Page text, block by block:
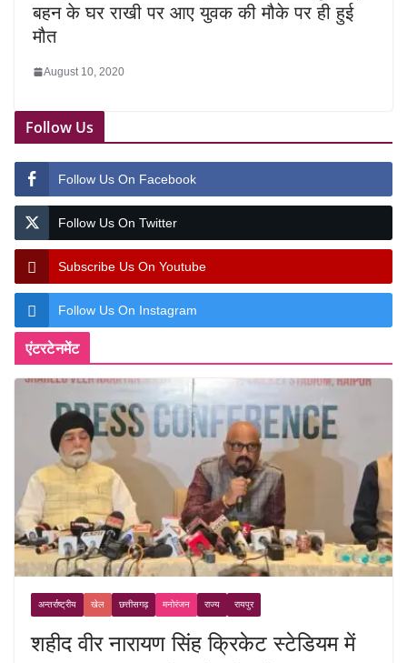
बहन के घर राखी पर आए युवक की मौके पर ही हुई
मौत
August 10, 2020
Follow Us
Follow Us On Facebook
Follow Us On Twitter
Subscribe Us On Youtube
Follow Us On Instagram
एंटरटेनमेंट
अन्तर्राष्ट्रीय खेल छत्तीसगढ़ मनोरंजन राज्य रायपुर
शहीद वीर नारायण सिंह क्रिकेट स्टेडियम में